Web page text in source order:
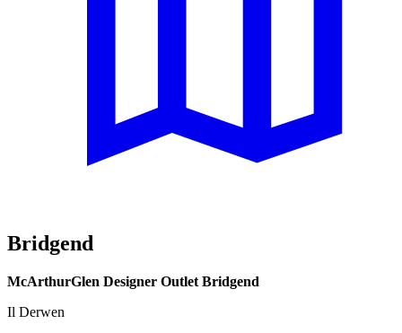
Bridgend
McArthurGlen Designer Outlet Bridgend
Il Derwen